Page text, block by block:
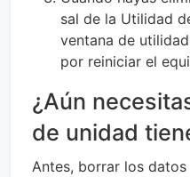
sal de la Utilidad
ventana de
por reiniciar el
¿Aún
de unidad
Antes, borrar los